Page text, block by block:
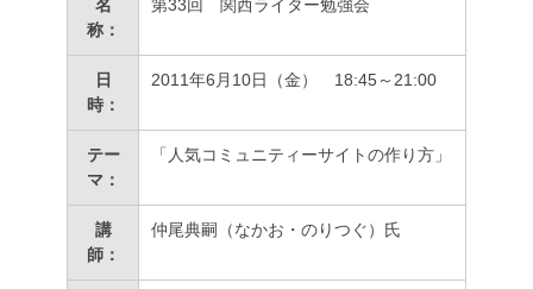
名
称：
第33回 関西ライター勉強会
日
時：
2011年6月10日（金） 18:45～21:00
テー
マ：
「人気コミュニティーサイトの作り方」
講
師：
仲尾典嗣（なかお・のりつぐ）氏